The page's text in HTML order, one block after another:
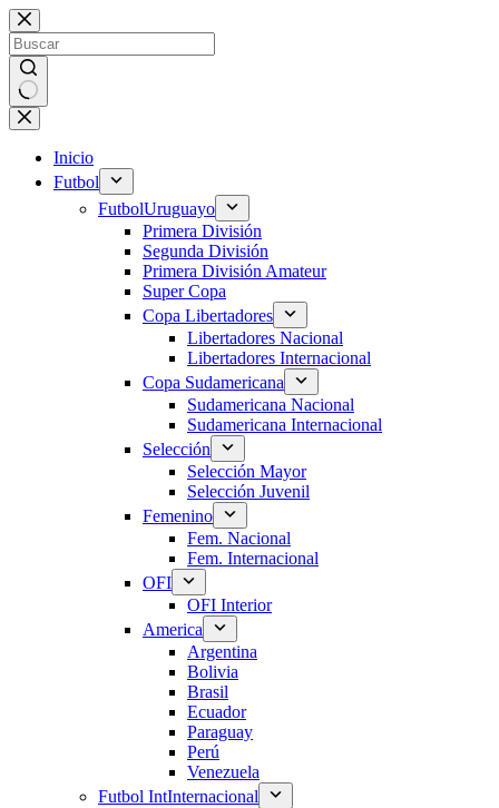
Saltar
al
contenido
Sin
resultados
Inicio
Futbol
FutbolUruguayo
Primera División
Segunda División
Primera División Amateur
Super Copa
Copa Libertadores
Libertadores Nacional
Libertadores Internacional
Copa Sudamericana
Sudamericana Nacional
Sudamericana Internacional
Selección
Selección Mayor
Selección Juvenil
Femenino
Fem. Nacional
Fem. Internacional
OFI
OFI Interior
America
Argentina
Bolivia
Brasil
Ecuador
Paraguay
Perú
Venezuela
Futbol IntInternacional